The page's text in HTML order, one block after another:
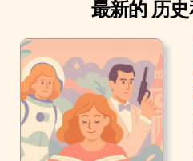
最新的 历